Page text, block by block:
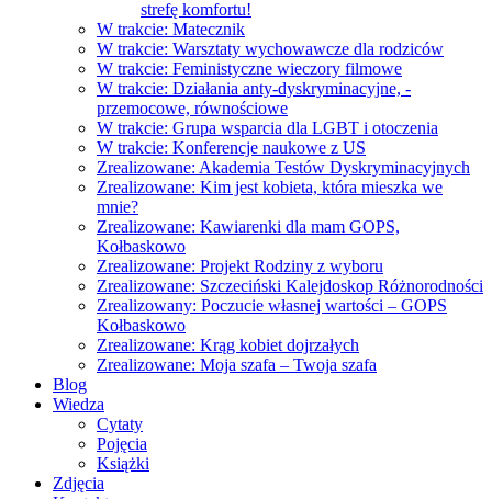
strefę komfortu!
W trakcie: Matecznik
W trakcie: Warsztaty wychowawcze dla rodziców
W trakcie: Feministyczne wieczory filmowe
W trakcie: Działania anty-dyskryminacyjne, -
przemocowe, równościowe
W trakcie: Grupa wsparcia dla LGBT i otoczenia
W trakcie: Konferencje naukowe z US
Zrealizowane: Akademia Testów Dyskryminacyjnych
Zrealizowane: Kim jest kobieta, która mieszka we
mnie?
Zrealizowane: Kawiarenki dla mam GOPS,
Kołbaskowo
Zrealizowane: Projekt Rodziny z wyboru
Zrealizowane: Szczeciński Kalejdoskop Różnorodności
Zrealizowany: Poczucie własnej wartości – GOPS
Kołbaskowo
Zrealizowane: Krąg kobiet dojrzałych
Zrealizowane: Moja szafa – Twoja szafa
Blog
Wiedza
Cytaty
Pojęcia
Książki
Zdjęcia